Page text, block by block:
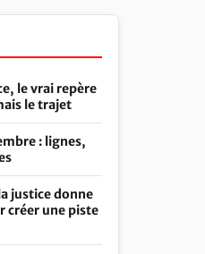
le vrai repère
le trajet
: lignes,
justice donne
créer une piste